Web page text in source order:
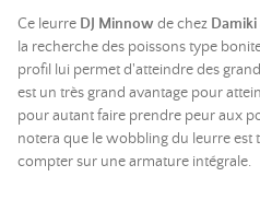
Ce leurre DJ Minnow de chez Damiki
la recherche des poissons type
profil lui permet d'atteindre des
est un très grand avantage pour
pour autant faire prendre peur aux
notera que le wobbling du leurre est
compter sur une armature intégrale.